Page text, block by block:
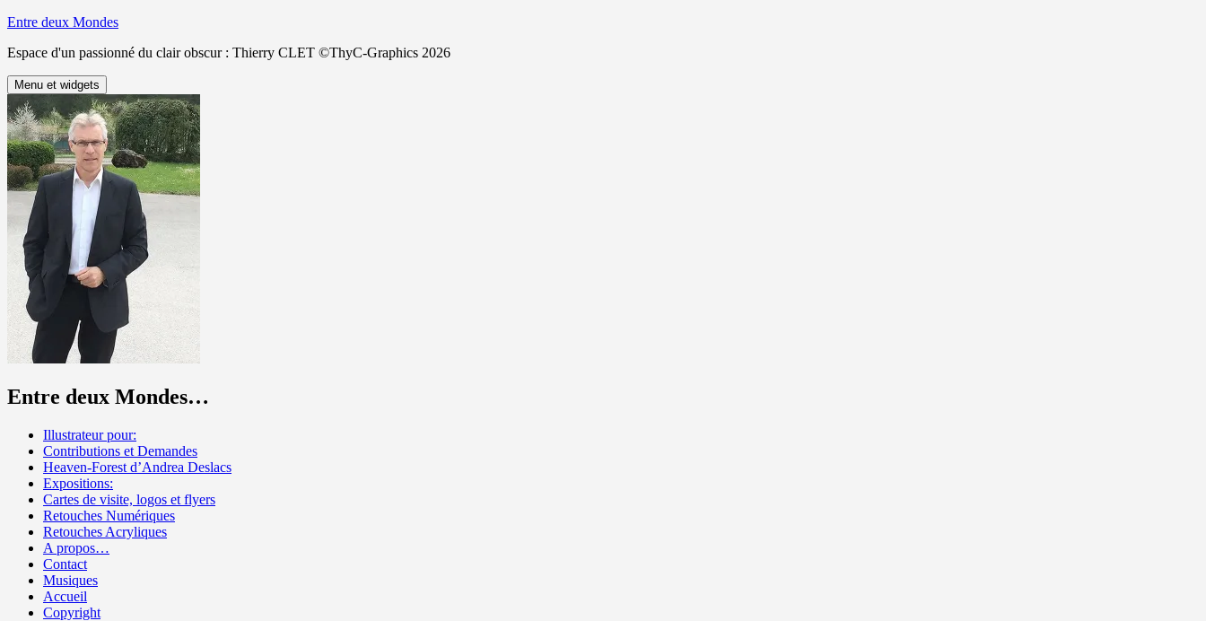
Aller
contenu
Entre deux Mondes
Espace d'un passionné du clair obscur : Thierry CLET ©ThyC-Graphics 2026
Menu et widgets
Entre deux Mondes…
Illustrateur pour:
Contributions et Demandes
Heaven-Forest d’Andrea Deslacs
Expositions:
Cartes de visite, logos et flyers
Retouches Numériques
Retouches Acryliques
A propos…
Contact
Musiques
Accueil
Copyright